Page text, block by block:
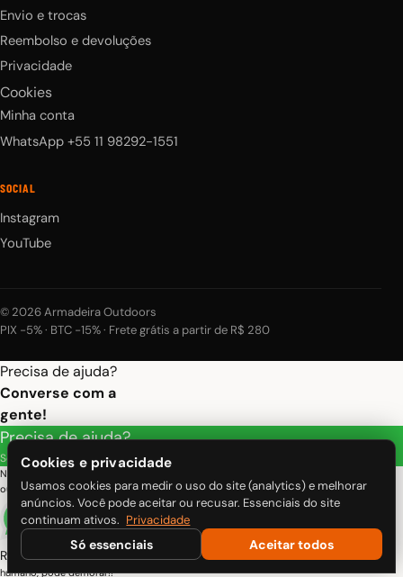
Envio e trocas
Reembolso e devoluções
Privacidade
Cookies
Minha conta
WhatsApp +55 11 98292-1551
SOCIAL
Instagram
YouTube
© 2026 Armadeira Outdoors
PIX −5% · BTC −15% · Frete grátis a partir de R$ 280
Cookies e privacidade
Usamos cookies para medir o uso do site (analytics) e melhorar
anúncios. Você pode aceitar ou recusar. Essenciais do site
continuam ativos. Privacidade
Só essenciais Aceitar todos
Precisa de ajuda?
Converse com a
gente!
Precisa de ajuda?
Selecione um serviço abaixo:
Nosso atendimento funciona de segunda a sexta das 7 as 20h e eventualmente em
outros horários!
Rafael
humano, pode demorar!!